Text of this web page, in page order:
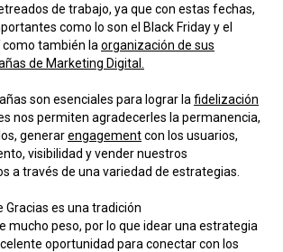
de trabajo, ya que con estas fechas,
como lo son el Black Friday y el
como también la organización de sus
de Marketing Digital.
son esenciales para lograr la fidelización
nos permiten agradecerles la permanencia,
generarengagementcon los usuarios,
visibilidad y vender nuestros
a través de una variedad de estrategias.
Gracias es una tradición
mucho peso, por lo que idear una estrategia
oportunidad para conectar con los